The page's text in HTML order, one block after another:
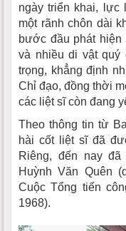
ngày triển khai, lực
một rãnh chôn dài
bước đầu phát hiện
và nhiều di vật quý
trọng, khẳng định
Chỉ đạo, đồng thời
các liệt sĩ còn đang
Theo thông tin từ
hài cốt liệt sĩ đã
Riêng, đến nay
Huỳnh Văn Quên
Cuộc Tổng tiến
1968).